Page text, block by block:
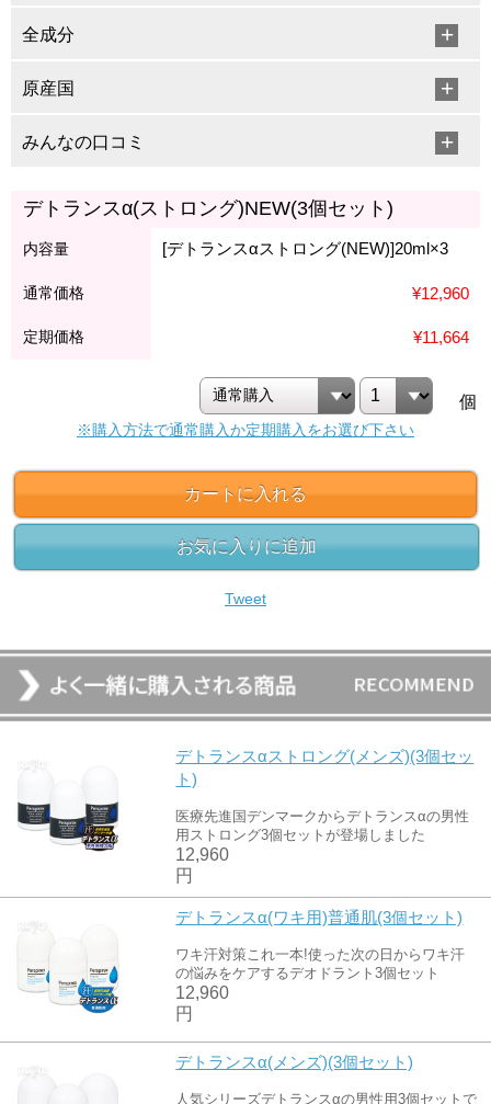
全成分
原産国
みんなの口コミ
デトランスα(ストロング)NEW(3個セット)
内容量 [デトランスαストロング(NEW)]20ml×3
通常価格 ¥12,960
定期価格 ¥11,664
個
※購入方法で通常購入か定期購入をお選び下さい
カートに入れる
お気に入りに追加
Tweet
デトランスαストロング(メンズ)(3個セッ
ト)
医療先進国デンマークからデトランスαの男性
用ストロング3個セットが登場しました
12,960
円
デトランスα(ワキ用)普通肌(3個セット)
ワキ汗対策これ一本!使った次の日からワキ汗
の悩みをケアするデオドラント3個セット
12,960
円
デトランスα(メンズ)(3個セット)
人気シリーズデトランスαの男性用3個セットで